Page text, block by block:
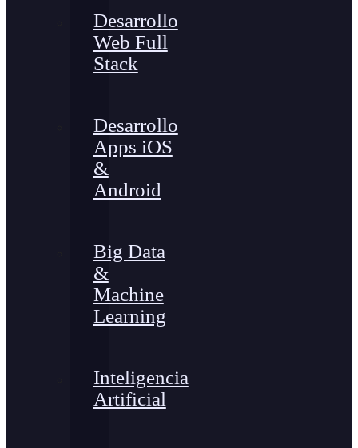
Desarrollo
Web Full
Stack
Desarrollo
Apps iOS
&
Android
Big Data
&
Machine
Learning
Inteligencia
Artificial